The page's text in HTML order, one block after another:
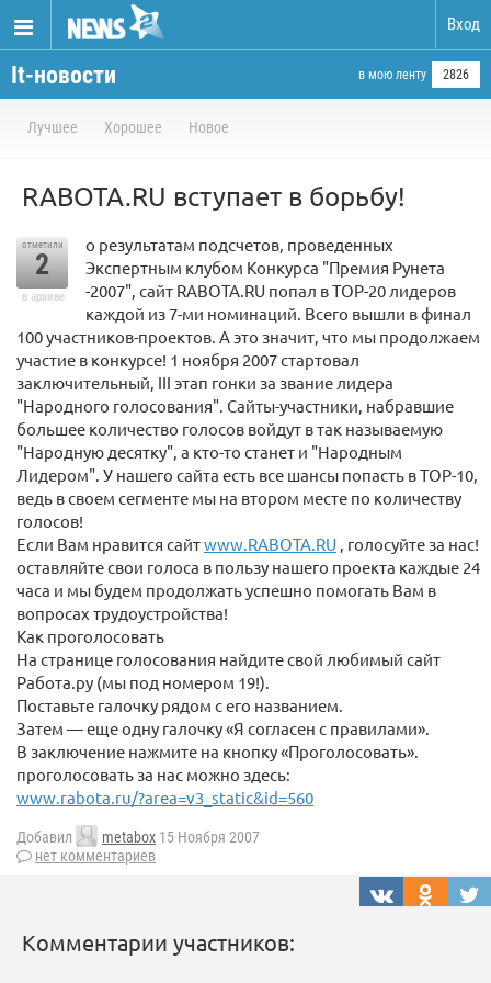
Вход
It-новости в мою ленту 2826
Лучшее Хорошее Новое
RABOTA.RU вступает в борьбу!
отметили
2
в архиве
о результатам подсчетов, проведенных
Экспертным клубом Конкурса "Премия Рунета
-2007", сайт RABOTA.RU попал в TOP-20 лидеров
каждой из 7-ми номинаций. Всего вышли в финал
100 участников-проектов. А это значит, что мы продолжаем
участие в конкурсе! 1 ноября 2007 стартовал
заключительный, III этап гонки за звание лидера
"Народного голосования". Сайты-участники, набравшие
большее количество голосов войдут в так называемую
"Народную десятку", а кто-то станет и "Народным
Лидером". У нашего сайта есть все шансы попасть в TOP-10,
ведь в своем сегменте мы на втором месте по количеству
голосов!
Если Вам нравится сайтwww.RABOTA.RU , голосуйте за нас!
оставляйте свои голоса в пользу нашего проекта каждые 24
часа и мы будем продолжать успешно помогать Вам в
вопросах трудоустройства!
Как проголосовать
На странице голосования найдите свой любимый сайт
Работа.ру (мы под номером 19!).
Поставьте галочку рядом с его названием.
Затем — еще одну галочку «Я согласен с правилами».
В заключение нажмите на кнопку «Проголосовать».
проголосовать за нас можно здесь:
www.rabota.ru/?area=v3_static&id=560
Добавил metabox 15 Ноября 2007
нет комментариев
Комментарии участников: